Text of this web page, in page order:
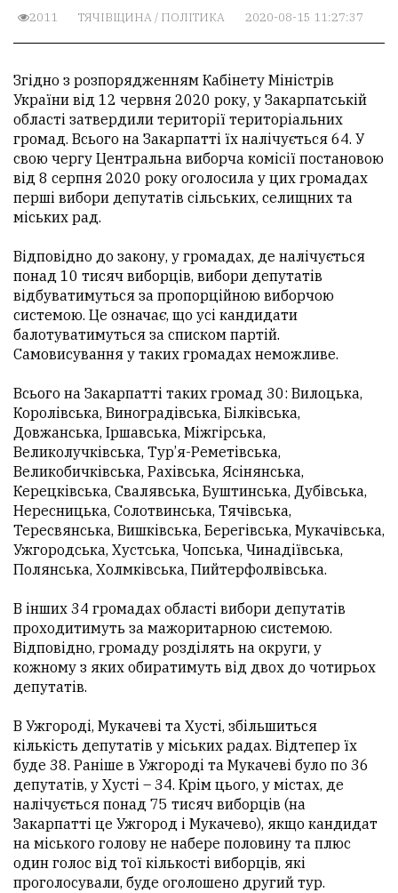
2011 ТЯЧІВЩИНА/ ПОЛІТИКА 2020-08-15 11:27:37
Згідно з розпорядженням Кабінету Міністрів
України від 12 червня 2020 року, у Закарпатській
області затвердили території територіальних
громад. Всього на Закарпатті їх налічується 64. У
свою чергу Центральна виборча комісії постановою
від 8 серпня 2020 року оголосила у цих громадах
перші вибори депутатів сільських, селищних та
міських рад.
Відповідно до закону, у громадах, де налічується
понад 10 тисяч виборців, вибори депутатів
відбуватимуться за пропорційною виборчою
системою. Це означає, що усі кандидати
балотуватимуться за списком партій.
Самовисування у таких громадах неможливе.
Всього на Закарпатті таких громад 30: Вилоцька,
Королівська, Виноградівська, Білківська,
Довжанська, Іршавська, Міжгірська,
Великолучківська, Тур’я-Реметівська,
Великобичківська, Рахівська, Ясінянська,
Керецківська, Свалявська, Буштинська, Дубівська,
Нересницька, Солотвинська, Тячівська,
Тересвянська, Вишківська, Берегівська, Мукачівська,
Ужгородська, Хустська, Чопська, Чинадіївська,
Полянська, Холмківська, Пийтерфолвівська.
В інших 34 громадах області вибори депутатів
проходитимуть за мажоритарною системою.
Відповідно, громаду розділять на округи, у
кожному з яких обиратимуть від двох до чотирьох
депутатів.
В Ужгороді, Мукачеві та Хусті, збільшиться
кількість депутатів у міських радах. Відтепер їх
буде 38. Раніше в Ужгороді та Мукачеві було по 36
депутатів, у Хусті – 34. Крім цього, у містах, де
налічується понад 75 тисяч виборців (на
Закарпатті це Ужгород і Мукачево), якщо кандидат
на міського голову не набере половину та плюс
один голос від тої кількості виборців, які
проголосували, буде оголошено другий тур.